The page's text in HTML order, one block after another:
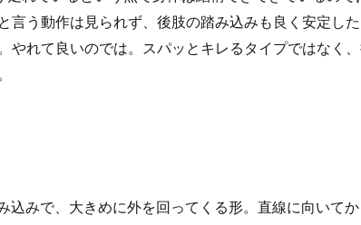
言う動作は見られず、後肢の踏み込みも良く安定し
やれて良いのでは。スパッとキレるタイプではなく
込みで、大きめに外を回ってくる形。直線に向いて